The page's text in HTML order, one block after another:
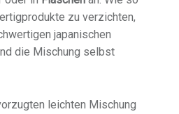
zu verzichten,
japanischen
die Mischung selbst
leichten Mischung